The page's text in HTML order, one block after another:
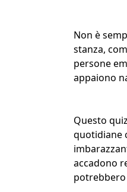
Non è
stanza,
persone
appaiono
Questo
quotidiane
accadono
potrebbero